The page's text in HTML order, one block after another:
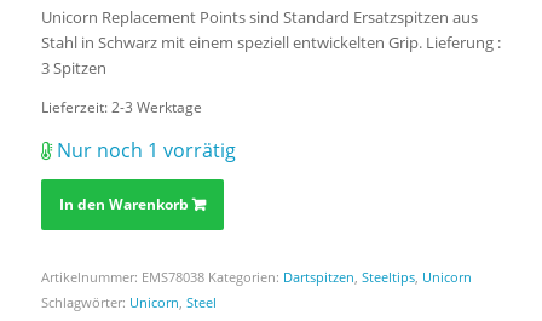
Unicorn Replacement Points sind Standard Ersatzspitzen aus
Stahl in Schwarz mit einem speziell entwickelten Grip. Lieferung :
3 Spitzen
Lieferzeit: 2-3 Werktage
Nur noch 1 vorrätig
In den Warenkorb
Artikelnummer: EMS78038 Kategorien: Dartspitzen, Steeltips, Unicorn
Schlagwörter: Unicorn, Steel